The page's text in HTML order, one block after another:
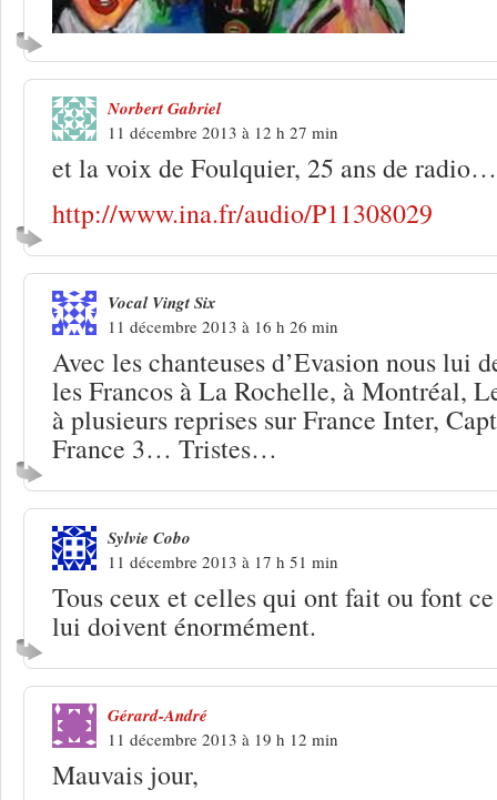
Norbert Gabriel
11 décembre 2013 à 12 h 27 min
et la voix de Foulquier, 25 ans de radio…
http://www.ina.fr/audio/P11308029
Vocal Vingt Six
11 décembre 2013 à 16 h 26 min
Avec les chanteuses d’Evasion nous lui
les Francos à La Rochelle, à Montréal,
à plusieurs reprises sur France Inter,
France 3… Tristes…
Sylvie Cobo
11 décembre 2013 à 17 h 51 min
Tous ceux et celles qui ont fait ou font
lui doivent énormément.
Gérard-André
11 décembre 2013 à 19 h 12 min
Mauvais jour,